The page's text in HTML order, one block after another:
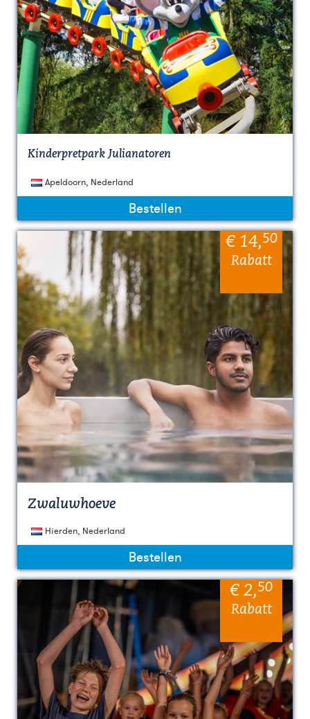
Kinderpretpark Julianatoren
Apeldoorn, Nederland
Bestellen
€ 14,50
Rabatt
Zwaluwhoeve
Hierden, Nederland
Bestellen
€ 2,50
Rabatt